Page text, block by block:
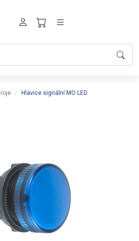
Hlavice signální MO LED